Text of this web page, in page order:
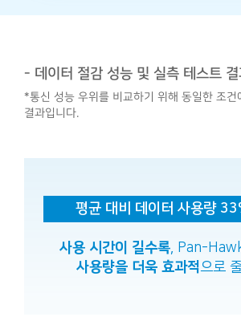
- 데이터 절감 성능 및 실측 테스트
*통신 성능 우위를 비교하기 위해 동일한 조건
결과입니다.
평균 대비 데이터 사용량
사용 시간이 길수록, Pan-
사용량을 더욱 효과적으로